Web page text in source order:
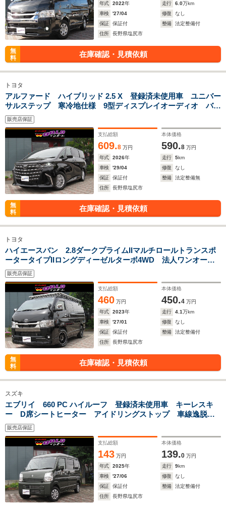
年式
2022年 走行 6.0万km
車検
'27/04 修復
なし
保証
保証付 整備
法定整備付
住所
長野県塩尻市
無
料
在庫確認・見積依頼
トヨタ
アルファード ハイブリッド 2.5 X 登録済未使用車 ユニバー
サルステップ 寒冷地仕様 9型ディスプレイオーディオ バッ
クカメラ 全周囲カメラ 両側パワースライド 100V電源 デ
ジタルインナーミラー レーダークルコン LEDヘッドライト
純正17AW
販売店保証
支払総額
609.8 万円
本体価格
590.8 万円
年式
2026年 走行 5km
車検
'29/04 修復
なし
保証
保証付 整備
法定整備無
住所
長野県塩尻市
無
料
在庫確認・見積依頼
トヨタ
ハイエースバン 2.8ダークプライムIIマルチロールトランスポ
ータータイプIIロングディーゼルターボ4WD 法人ワンオーナ
ー LEDヘッドライト&フォグ モデリスタFスポイラー 純正
ナビ フルセグTV パノラミックビューモニター ドラレコ
玄武チューンドトーションバー&ショック AIBAノセルダキャ
リア リアラダー
販売店保証
支払総額
460 万円
本体価格
450.4 万円
年式
2023年 走行 4.1万km
車検
'27/01 修復
なし
保証
保証付 整備
法定整備付
住所
長野県塩尻市
無
料
在庫確認・見積依頼
スズキ
エブリイ 660 PC ハイルーフ 登録済未使用車 キーレスキ
ー D席シートヒーター アイドリングストップ 車線逸脱警
報機能 LEDヘッドライト バックセンサーオーバーヘッドシ
ェル
販売店保証
支払総額
143 万円
本体価格
139.0 万円
年式
2025年 走行 9km
車検
'27/06 修復
なし
保証
保証付 整備
法定整備付
住所
長野県塩尻市